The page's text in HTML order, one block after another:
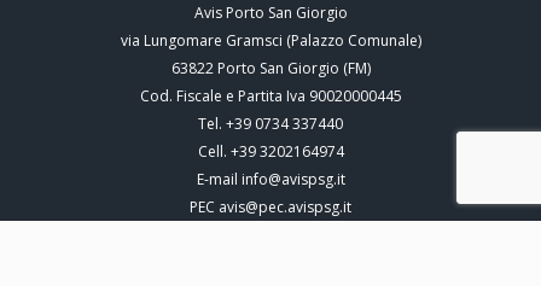
Avis Porto San Giorgio
via Lungomare Gramsci (Palazzo Comunale)
63822 Porto San Giorgio (FM)
Cod. Fiscale e Partita Iva 90020000445
Tel. +39 0734 337440
Cell. +39 3202164974
E-mail info@avispsg.it
PEC avis@pec.avispsg.it